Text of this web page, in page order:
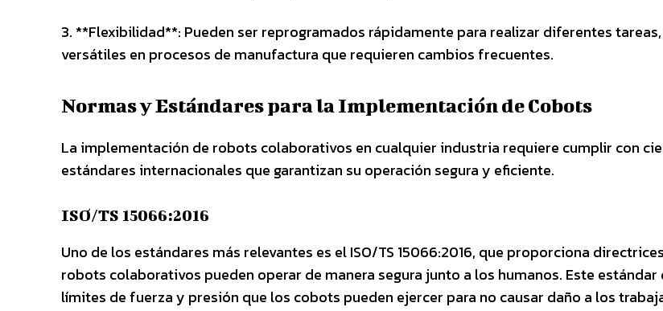
3. **Flexibilidad**: Pueden ser reprogramados rápidamente para realizar diferentes
versátiles en procesos de manufactura que requieren cambios frecuentes.
Normas y Estándares para la Implementación de Cobots
La implementación de robots colaborativos en cualquier industria requiere cumplir con
estándares internacionales que garantizan su operación segura y eficiente.
ISO/TS 15066:2016
Uno de los estándares más relevantes es el ISO/TS 15066:2016, que proporciona
robots colaborativos pueden operar de manera segura junto a los humanos. Este estándar
límites de fuerza y presión que los cobots pueden ejercer para no causar daño a los